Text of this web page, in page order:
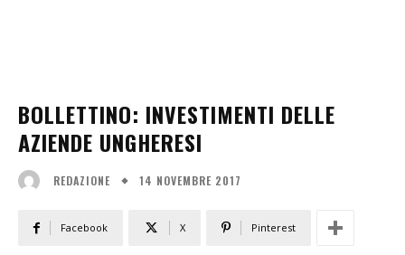
BOLLETTINO: INVESTIMENTI DELLE
AZIENDE UNGHERESI
REDAZIONE 14 NOVEMBRE 2017
Facebook X Pinterest